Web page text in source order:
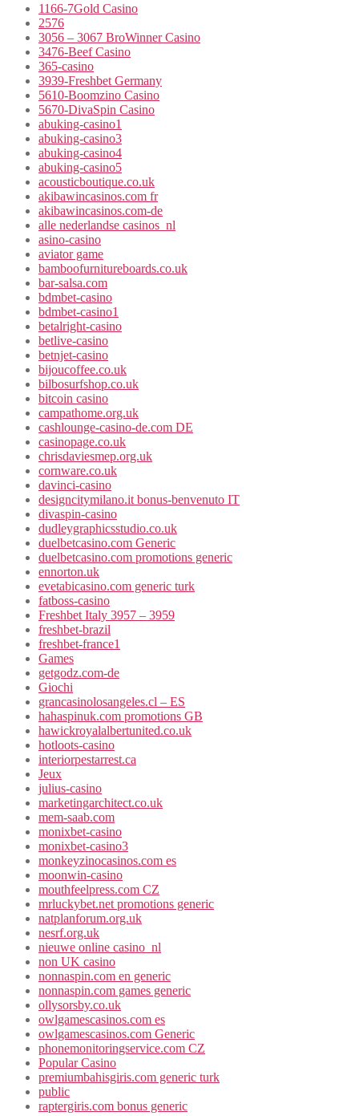
1166-7Gold Casino
2576
3056 – 3067 BroWinner Casino
3476-Beef Casino
365-casino
3939-Freshbet Germany
5610-Boomzino Casino
5670-DivaSpin Casino
abuking-casino1
abuking-casino3
abuking-casino4
abuking-casino5
acousticboutique.co.uk
akibawincasinos.com fr
akibawincasinos.com-de
alle nederlandse casinos_nl
asino-casino
aviator game
bamboofurnitureboards.co.uk
bar-salsa.com
bdmbet-casino
bdmbet-casino1
betalright-casino
betlive-casino
betnjet-casino
bijoucoffee.co.uk
bilbosurfshop.co.uk
bitcoin casino
campathome.org.uk
cashlounge-casino-de.com DE
casinopage.co.uk
chrisdaviesmep.org.uk
cornware.co.uk
davinci-casino
designcitymilano.it bonus-benvenuto IT
divaspin-casino
dudleygraphicsstudio.co.uk
duelbetcasino.com Generic
duelbetcasino.com promotions generic
ennorton.uk
evetabicasino.com generic turk
fatboss-casino
Freshbet Italy 3957 – 3959
freshbet-brazil
freshbet-france1
Games
getgodz.com-de
Giochi
grancasinolosangeles.cl – ES
hahaspinuk.com promotions GB
hawickroyalalbertunited.co.uk
hotloots-casino
interiorpestarrest.ca
Jeux
julius-casino
marketingarchitect.co.uk
mem-saab.com
monixbet-casino
monixbet-casino3
monkeyzinocasinos.com es
moonwin-casino
mouthfeelpress.com CZ
mrluckybet.net promotions generic
natplanforum.org.uk
nesrf.org.uk
nieuwe online casino_nl
non UK casino
nonnaspin.com en generic
nonnaspin.com games generic
ollysorsby.co.uk
owlgamescasinos.com es
owlgamescasinos.com Generic
phonemonitoringservice.com CZ
Popular Casino
premiumbahisgiris.com generic turk
public
raptergiris.com bonus generic